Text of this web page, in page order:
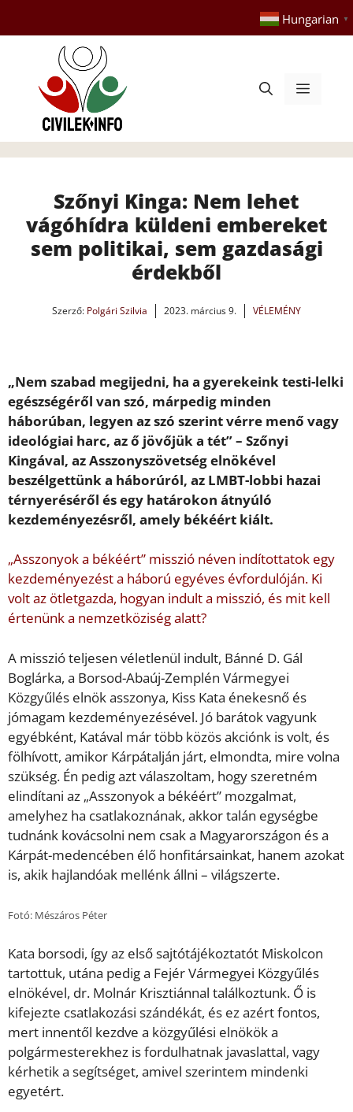
tartalomba
Hungarian ▼
Menü
Szőnyi Kinga: Nem lehet
vágóhídra küldeni embereket
sem politikai, sem gazdasági
érdekből
Szerző: Polgári Szilvia 2023. március 9. VÉLEMÉNY
„Nem szabad megijedni, ha a gyerekeink testi-lelki
egészségéről van szó, márpedig minden
háborúban, legyen az szó szerint vérre menő vagy
ideológiai harc, az ő jövőjük a tét” – Szőnyi
Kingával, az Asszonyszövetség elnökével
beszélgettünk a háborúról, az LMBT-lobbi hazai
térnyeréséről és egy határokon átnyúló
kezdeményezésről, amely békéért kiált.
„Asszonyok a békéért” misszió néven indítottatok egy
kezdeményezést a háború egyéves évfordulóján. Ki
volt az ötletgazda, hogyan indult a misszió, és mit kell
értenünk a nemzetköziség alatt?
A misszió teljesen véletlenül indult, Bánné D. Gál
Boglárka, a Borsod-Abaúj-Zemplén Vármegyei
Közgyűlés elnök asszonya, Kiss Kata énekesnő és
jómagam kezdeményezésével. Jó barátok vagyunk
egyébként, Katával már több közös akciónk is volt, és
fölhívott, amikor Kárpátalján járt, elmondta, mire volna
szükség. Én pedig azt válaszoltam, hogy szeretném
elindítani az „Asszonyok a békéért” mozgalmat,
amelyhez ha csatlakoznának, akkor talán egységbe
tudnánk kovácsolni nem csak a Magyarországon és a
Kárpát-medencében élő honfitársainkat, hanem azokat
is, akik hajlandóak mellénk állni – világszerte.
Fotó: Mészáros Péter
Kata borsodi, így az első sajtótájékoztatót Miskolcon
tartottuk, utána pedig a Fejér Vármegyei Közgyűlés
elnökével, dr. Molnár Krisztiánnal találkoztunk. Ő is
kifejezte csatlakozási szándékát, és ez azért fontos,
mert innentől kezdve a közgyűlési elnökök a
polgármesterekhez is fordulhatnak javaslattal, vagy
kérhetik a segítséget, amivel szerintem mindenki
egyetért.